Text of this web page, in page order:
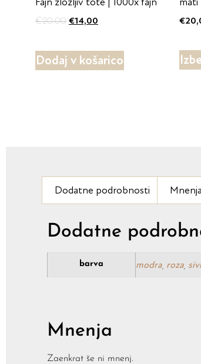
€20,00 €14,00
Dodaj v košarico
€
Dodatne podrobnosti
Dodatne
barva modra, roza,
Mnenja
Zaenkrat še ni mnenj.